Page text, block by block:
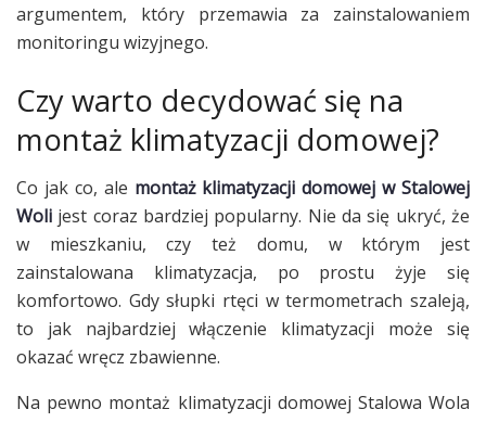
argumentem, który przemawia za zainstalowaniem
monitoringu wizyjnego.
Czy warto decydować się na
montaż klimatyzacji domowej?
Co jak co, ale montaż klimatyzacji domowej w Stalowej
Woli jest coraz bardziej popularny. Nie da się ukryć, że
w mieszkaniu, czy też domu, w którym jest
zainstalowana klimatyzacja, po prostu żyje się
komfortowo. Gdy słupki rtęci w termometrach szaleją,
to jak najbardziej włączenie klimatyzacji może się
okazać wręcz zbawienne.
Na pewno montaż klimatyzacji domowej Stalowa Wola